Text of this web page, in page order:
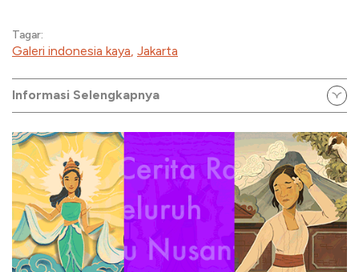
Tagar:
Galeri indonesia kaya Jakarta
Informasi Selengkapnya